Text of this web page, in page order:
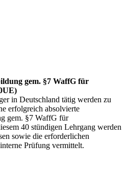
gem. §7 WaffG für
in Deutschland tätig werden zu
erfolgreich absolvierte
gem. §7 WaffG für
40 stündigen Lehrgang werden
sowie die erforderlichen
Prüfung vermittelt.